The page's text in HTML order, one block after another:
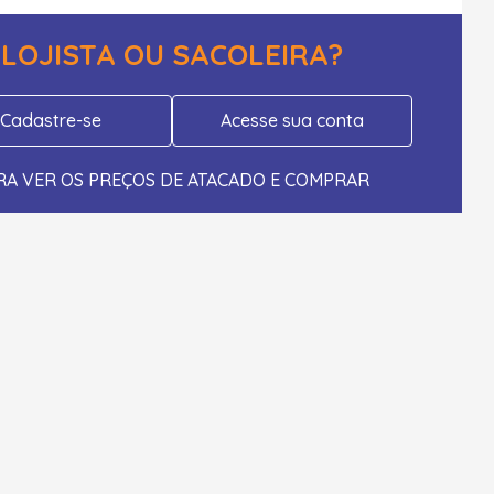
LOJISTA OU SACOLEIRA?
Cadastre-se Acesse sua conta
VER OS PREÇOS DE ATACADO E COMPRAR